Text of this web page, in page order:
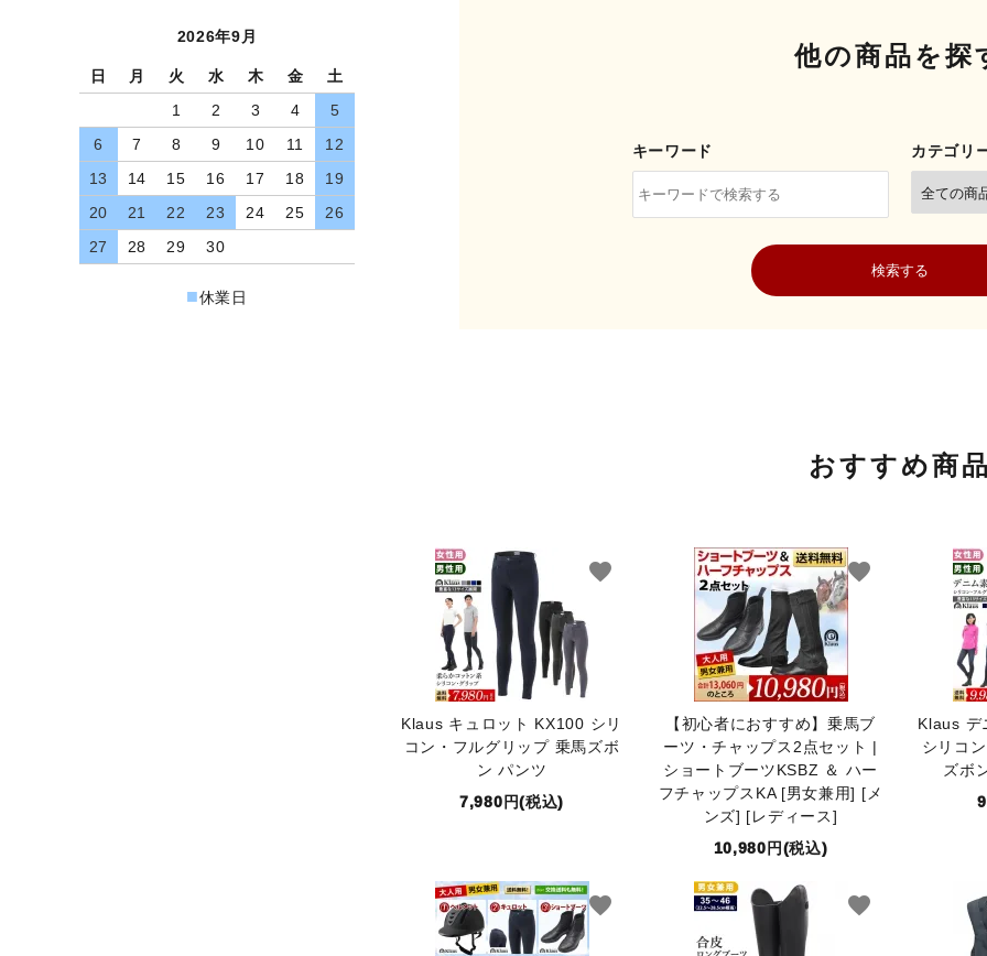
特定商取引法について
お問い合わせ
ACCOUNT MENU
ようこそ ゲスト 様
他の商品を探
キーワード カテゴリ
検索する
カテゴリー
検索する
おすすめ商品
Klaus キュロット KX100 シリ
コン・フルグリップ 乗馬ズボ
ン パンツ
7,980円(税込)
favorite
【初心者におすすめ】乗馬ブ
ーツ・チャップス2点セット |
ショートブーツKSBZ ＆ ハー
フチャップスKA [男女兼用] [メ
ンズ] [レディース]
10,980円(税込)
favorite
Klaus デ
シリコ
ズボ
favorite favorite
2026年9月
日 月 火 水 木 金
土
1
2 3 4
5
6
7 8 9 10 11
12
13
14 15 16 17 18
19
20
21 22 23 24 25
26
27
28 29 30
■休業日